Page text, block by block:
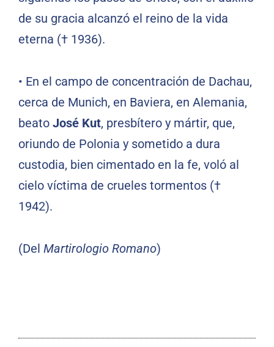
de su gracia alcanzó el reino de la vida
eterna († 1936).
• En el campo de concentración de Dachau,
cerca de Munich, en Baviera, en Alemania,
beato José Kut, presbítero y mártir, que,
oriundo de Polonia y sometido a dura
custodia, bien cimentado en la fe, voló al
cielo víctima de crueles tormentos (†
1942).
(Del Martirologio Romano)